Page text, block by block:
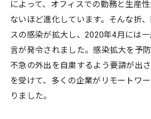
によって、オフィスでの勤務と生産
ないほど進化しています。そんな折
スの感染が拡大し、2020年4月には
言が発令されました。感染拡大を予
不急の外出を自粛するよう要請が出
を受けて、多くの企業がリモートワ
りました。